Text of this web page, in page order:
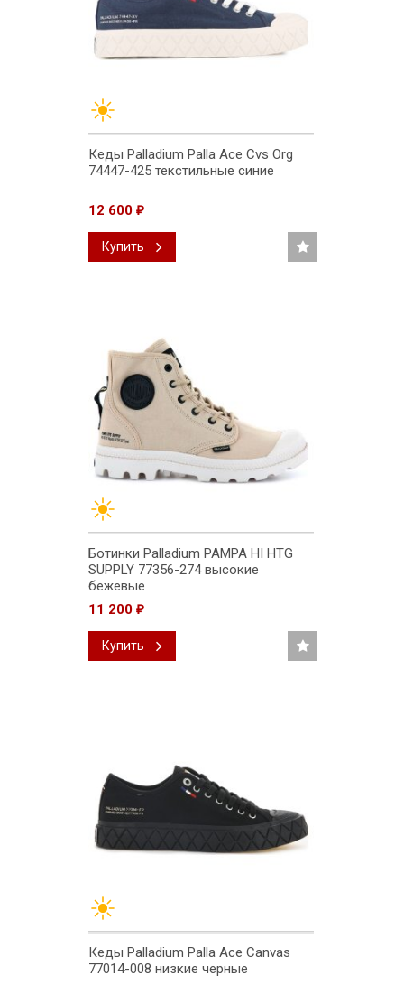
Кеды Palladium Palla Ace Cvs Org
74447-425 текстильные синие
12 600 ₽
Купить
Ботинки Palladium PAMPA HI HTG
SUPPLY 77356-274 высокие
бежевые
11 200 ₽
Купить
Кеды Palladium Palla Ace Canvas
77014-008 низкие черные